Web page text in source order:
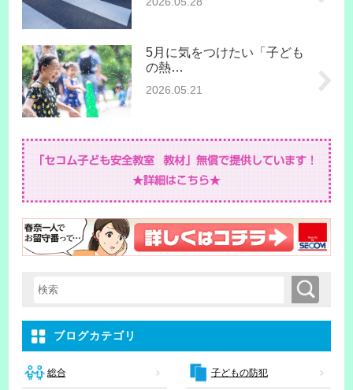
5月に気をつけたい「子ども
の熱…
2026.05.21
検索キーワード入力 検索
ブログカテゴリ
総合 子どもの防犯